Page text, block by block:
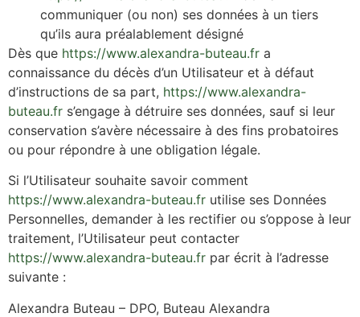
communiquer (ou non) ses données à un tiers
qu’ils aura préalablement désigné
Dès que https://www.alexandra-buteau.fr a
connaissance du décès d’un Utilisateur et à défaut
d’instructions de sa part, https://www.alexandra-
buteau.fr s’engage à détruire ses données, sauf si leur
conservation s’avère nécessaire à des fins probatoires
ou pour répondre à une obligation légale.
Si l’Utilisateur souhaite savoir comment
https://www.alexandra-buteau.fr utilise ses Données
Personnelles, demander à les rectifier ou s’oppose à leur
traitement, l’Utilisateur peut contacter
https://www.alexandra-buteau.fr par écrit à l’adresse
suivante :
Alexandra Buteau – DPO, Buteau Alexandra